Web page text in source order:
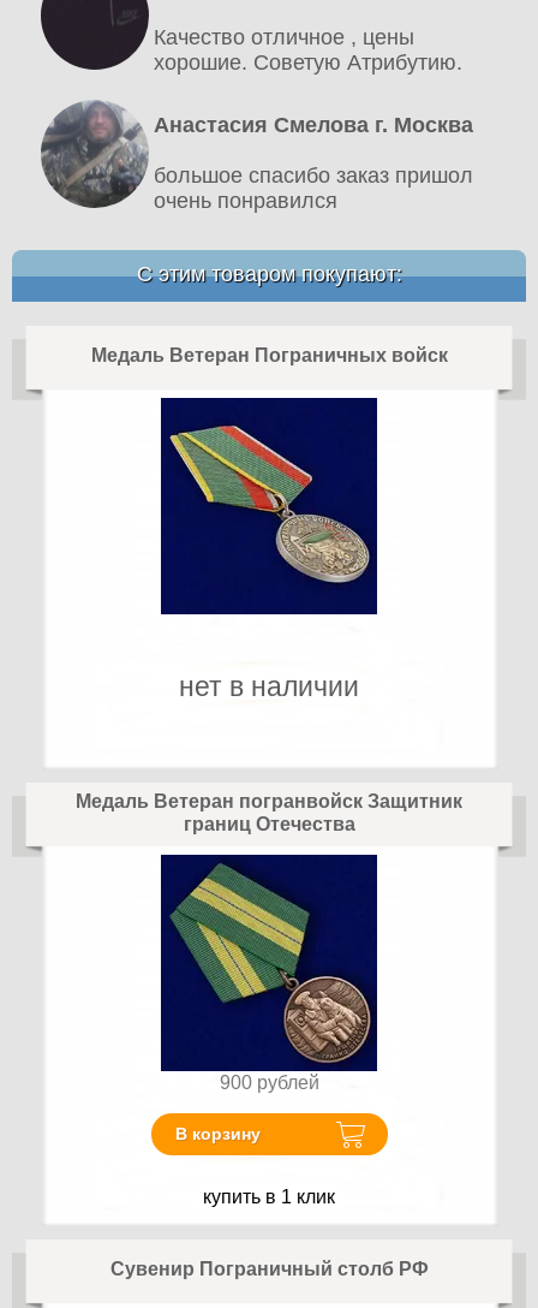
Качество отличное , цены
хорошие. Советую Атрибутию.
Анастасия Смелова г. Москва
большое спасибо заказ пришол
очень понравился
С этим товаром покупают:
Медаль Ветеран Пограничных войск
нет в наличии
Медаль Ветеран погранвойск Защитник
границ Отечества
900 рублей
В корзину
купить в 1 клик
Сувенир Пограничный столб РФ